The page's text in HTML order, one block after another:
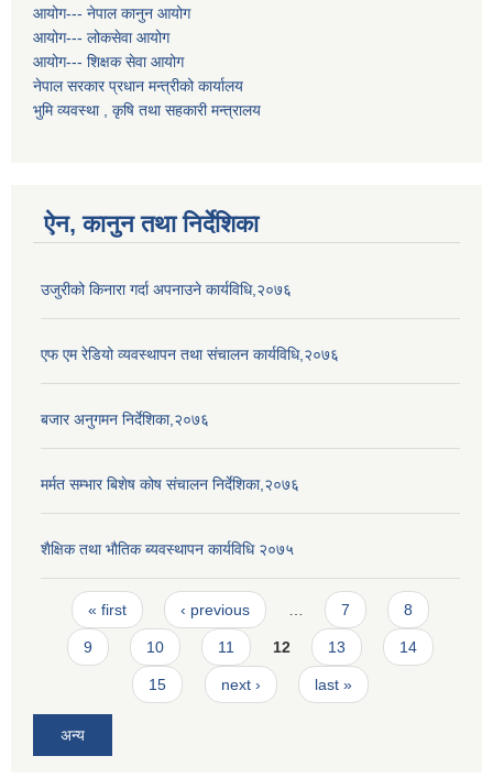
आयोग--- नेपाल कानुन आयोग
आयोग--- लोकसेवा आयोग
आयोग--- शिक्षक सेवा आयोग
नेपाल सरकार प्रधान मन्त्रीको कार्यालय
भुमि व्यवस्था , कृषि तथा सहकारी मन्त्रालय
ऐन, कानुन तथा निर्देशिका
उजुरीको किनारा गर्दा अपनाउने कार्यविधि,२०७६
एफ एम रेडियो व्यवस्थापन तथा संचालन कार्यविधि,२०७६
बजार अनुगमन निर्देशिका,२०७६
मर्मत सम्भार बिशेष कोष संचालन निर्देशिका,२०७६
शैक्षिक तथा भाैतिक ब्यवस्थापन कार्यविधि २०७५
Pages
« first ‹ previous 7 8
9 10 11 12 13 14
15 next › last »
अन्य